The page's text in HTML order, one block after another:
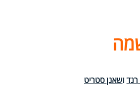
רנדושאנן סטריט